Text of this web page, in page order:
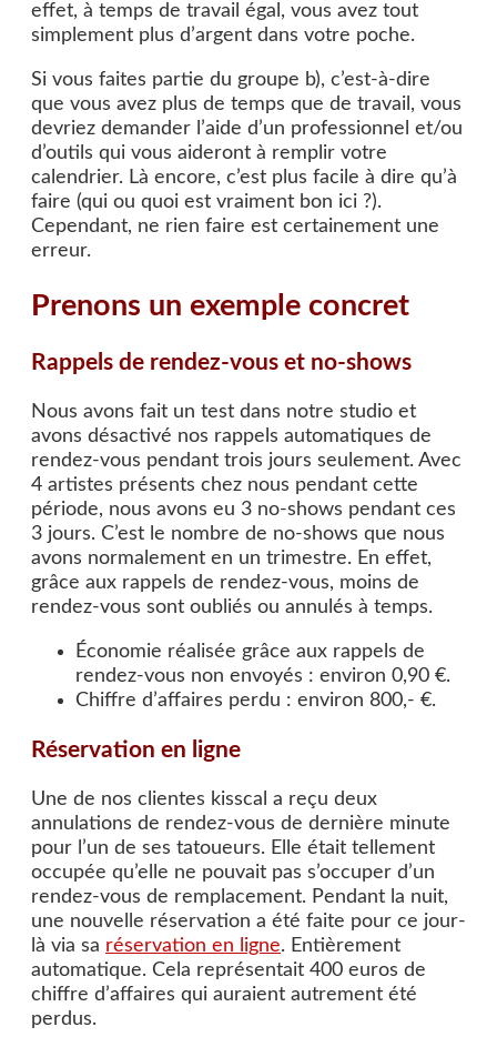
effet, à temps de travail égal, vous avez tout
simplement plus d’argent dans votre poche.
Si vous faites partie du groupe b), c’est-à-dire
que vous avez plus de temps que de travail, vous
devriez demander l’aide d’un professionnel et/ou
d’outils qui vous aideront à remplir votre
calendrier. Là encore, c’est plus facile à dire qu’à
faire (qui ou quoi est vraiment bon ici ?).
Cependant, ne rien faire est certainement une
erreur.
Prenons un exemple concret
Rappels de rendez-vous et no-shows
Nous avons fait un test dans notre studio et
avons désactivé nos rappels automatiques de
rendez-vous pendant trois jours seulement. Avec
4 artistes présents chez nous pendant cette
période, nous avons eu 3 no-shows pendant ces
3 jours. C’est le nombre de no-shows que nous
avons normalement en un trimestre. En effet,
grâce aux rappels de rendez-vous, moins de
rendez-vous sont oubliés ou annulés à temps.
Économie réalisée grâce aux rappels de
rendez-vous non envoyés : environ 0,90 €.
Chiffre d’affaires perdu : environ 800,- €.
Réservation en ligne
Une de nos clientes kisscal a reçu deux
annulations de rendez-vous de dernière minute
pour l’un de ses tatoueurs. Elle était tellement
occupée qu’elle ne pouvait pas s’occuper d’un
rendez-vous de remplacement. Pendant la nuit,
une nouvelle réservation a été faite pour ce jour-
là via sa réservation en ligne. Entièrement
automatique. Cela représentait 400 euros de
chiffre d’affaires qui auraient autrement été
perdus.